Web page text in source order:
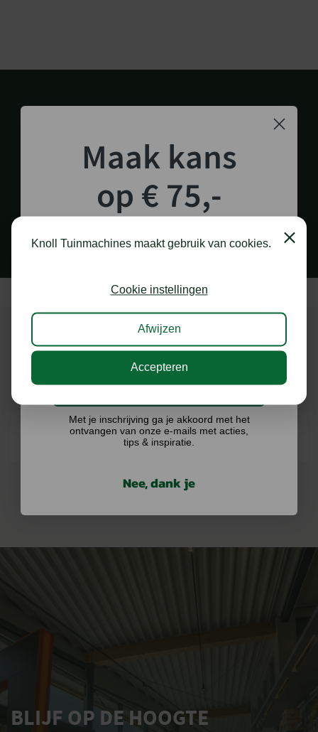
1.000 M2 SHOWROOM
in Staphorst
BLIJF OP DE HOOGTE
Knoll Tuinmachines maakt gebruik van cookies. Close
Cookie instellingen
Afwijzen
Accepteren
Maak kans
op € 75,-
shoptegoed!
kans op €75,- te besteden op onze webshop.
Ik doe graag mee!
Met je inschrijving ga je akkoord met het
ontvangen van onze e-mails met acties,
tips & inspiratie.
Nee, dank je